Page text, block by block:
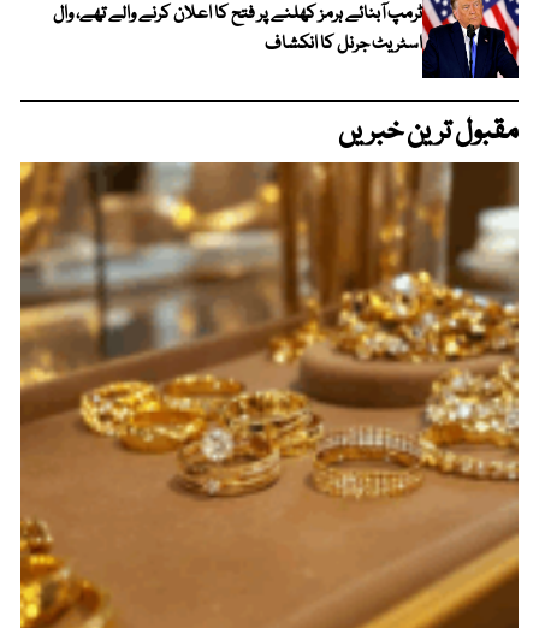
ٹرمپ آبنائے ہرمز کھلنے پر فتح کا اعلان کرنے والے تھے، وال
اسٹریٹ جرنل کا انکشاف
مقبول ترین خبریں